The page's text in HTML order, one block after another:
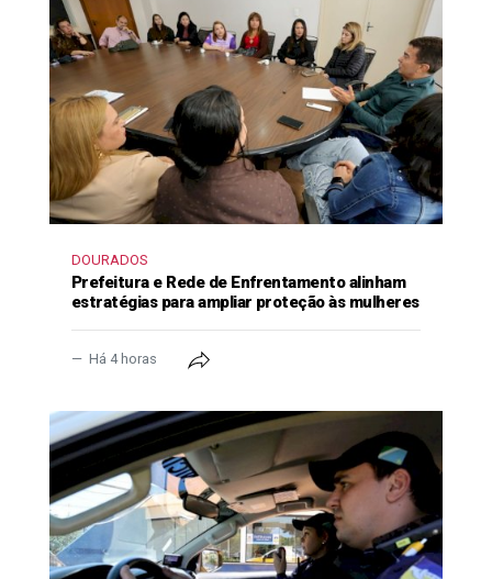
DOURADOS
Prefeitura e Rede de Enfrentamento alinham
estratégias para ampliar proteção às mulheres
Há 4 horas